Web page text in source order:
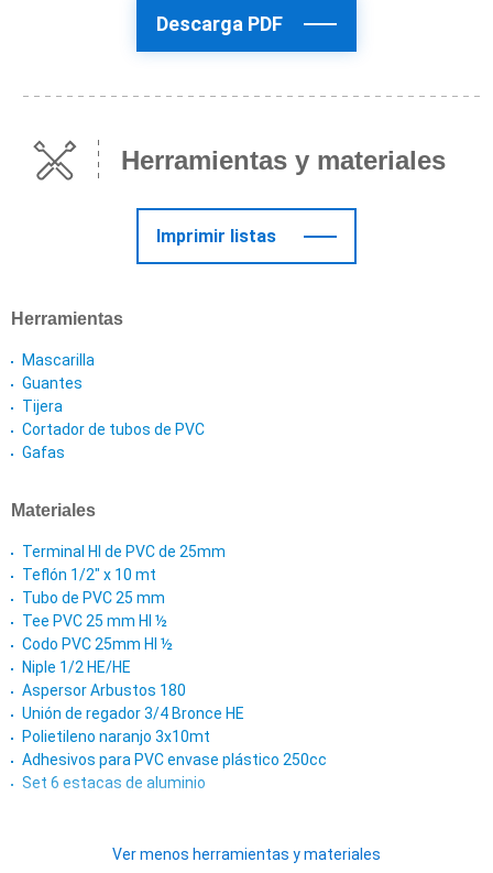
Descarga PDF
Herramientas y materiales
Imprimir listas
Herramientas
Mascarilla
Guantes
Tijera
Cortador de tubos de PVC
Gafas
Materiales
Terminal HI de PVC de 25mm
Teflón 1/2" x 10 mt
Tubo de PVC 25 mm
Tee PVC 25 mm HI ½
Codo PVC 25mm HI ½
Niple 1/2 HE/HE
Aspersor Arbustos 180
Unión de regador 3/4 Bronce HE
Polietileno naranjo 3x10mt
Adhesivos para PVC envase plástico 250cc
Set 6 estacas de aluminio
Ver menos herramientas y materiales